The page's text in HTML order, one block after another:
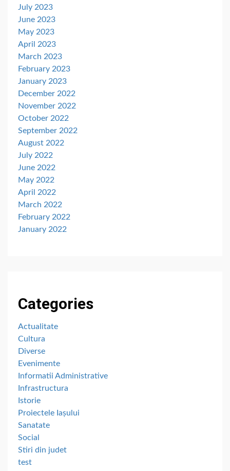
July 2023
June 2023
May 2023
April 2023
March 2023
February 2023
January 2023
December 2022
November 2022
October 2022
September 2022
August 2022
July 2022
June 2022
May 2022
April 2022
March 2022
February 2022
January 2022
Categories
Actualitate
Cultura
Diverse
Evenimente
Informatii Administrative
Infrastructura
Istorie
Proiectele Iașului
Sanatate
Social
Stiri din judet
test